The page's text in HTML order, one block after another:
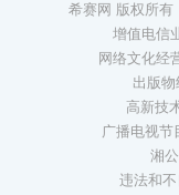
希赛网 版权所
增值电信
网络文化经
出版
高新技
广播电视节
湘
违法和